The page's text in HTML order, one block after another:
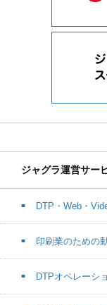
ジャグラ運営サー
DTP・Web・
印刷業のための
DTPオペレーシ